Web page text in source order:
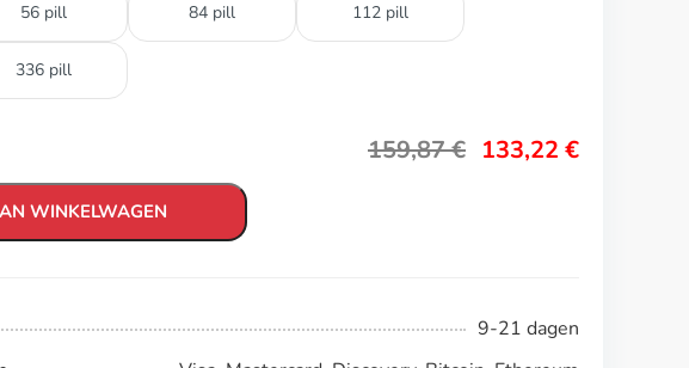
56 pill 84 pill 112 pill
336 pill
159,87€ 133,22 €
WINKELWAGEN
9-21 dagen